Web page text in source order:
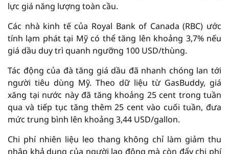
lực giá năng lượng toàn cầu.
Các nhà kinh tế của Royal Bank of Canada (RBC) ước
tính lạm phát tại Mỹ có thể tăng lên khoảng 3,7% nếu
giá dầu duy trì quanh ngưỡng 100 USD/thùng.
Tác động của đà tăng giá dầu đã nhanh chóng lan tới
người tiêu dùng Mỹ. Theo dữ liệu từ GasBuddy, giá
xăng tại nước này đã tăng khoảng 25 cent trong tuần
qua và tiếp tục tăng thêm 25 cent vào cuối tuần, đưa
mức trung bình lên khoảng 3,44 USD/gallon.
Chi phí nhiên liệu leo thang không chỉ làm giảm thu
nhập khả dụng của người lao động mà còn đẩy chi phí